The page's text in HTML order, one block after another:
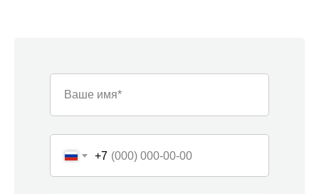
Ваше имя*
+7
Команда «Азбуки Ремонта»
одновременно и профессионально реализовать под
ключ до 12 проектов ежемесячно как в жилых, так и в
нежилых помещениях в Сочи. Средний опыт наших
специалистов - от 5 лет.